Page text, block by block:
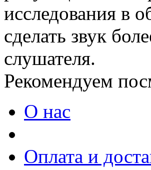
исследования в
сделать звук
слушателя.
Рекомендуем
О нас
Оплата и